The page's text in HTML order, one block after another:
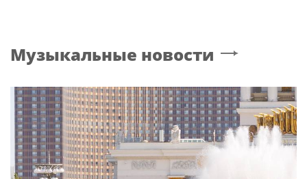
Музыкальные новости